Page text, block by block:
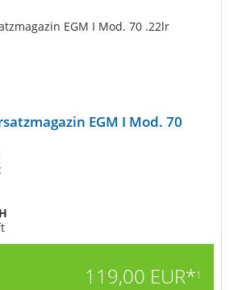
EGM I Mod. 70
119,00 EUR*1